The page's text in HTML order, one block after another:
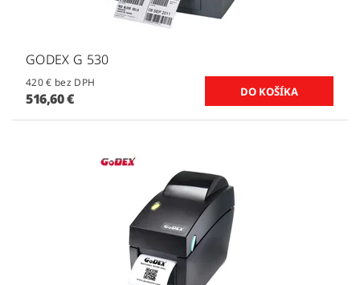
GODEX G 530
420 € bez DPH
516,60 €